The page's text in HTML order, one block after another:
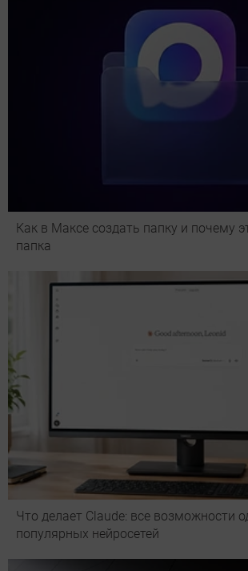
Как в Максе создать папку и почему
папка
Что делает Сlaude: все возможности
популярных нейросетей